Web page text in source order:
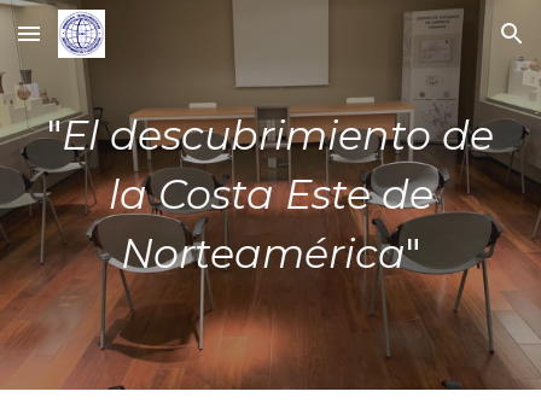
Skip to main content Skip to navigation
"El descubrimiento de
la Costa Este de
Norteamérica"